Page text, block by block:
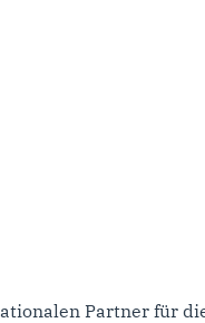
Partner für